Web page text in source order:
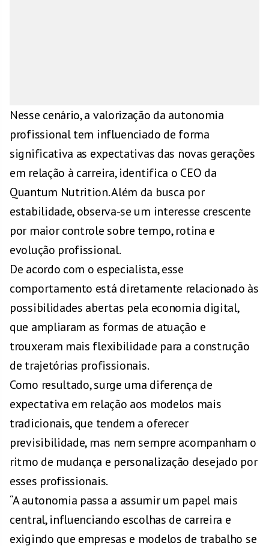
Nesse cenário, a valorização da autonomia
profissional tem influenciado de forma
significativa as expectativas das novas gerações
em relação à carreira, identifica o CEO da
Quantum Nutrition. Além da busca por
estabilidade, observa-se um interesse crescente
por maior controle sobre tempo, rotina e
evolução profissional.
De acordo com o especialista, esse
comportamento está diretamente relacionado às
possibilidades abertas pela economia digital,
que ampliaram as formas de atuação e
trouxeram mais flexibilidade para a construção
de trajetórias profissionais.
Como resultado, surge uma diferença de
expectativa em relação aos modelos mais
tradicionais, que tendem a oferecer
previsibilidade, mas nem sempre acompanham o
ritmo de mudança e personalização desejado por
esses profissionais.
“A autonomia passa a assumir um papel mais
central, influenciando escolhas de carreira e
exigindo que empresas e modelos de trabalho se